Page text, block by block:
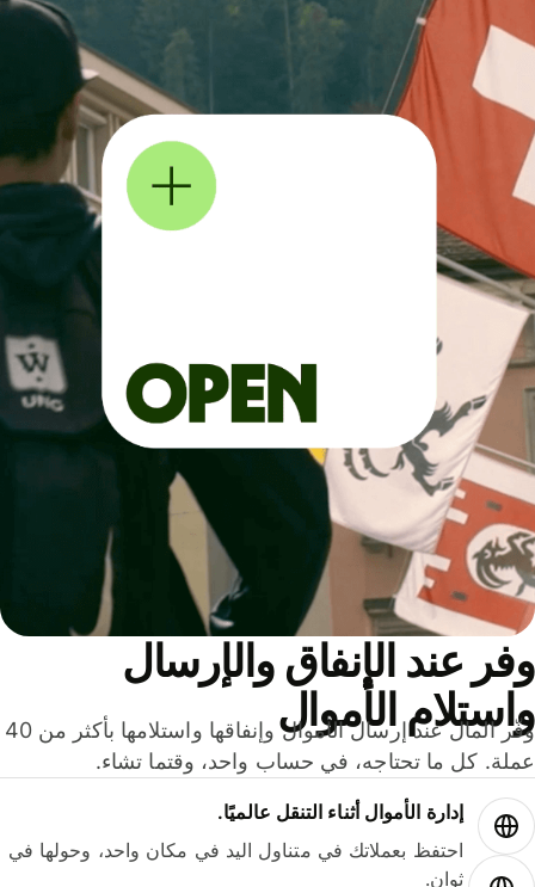
عند الإنفاق والإرسال
الأموال
وفّر المال عند إرسال الأموال وإنفاقها واستلامها بأكثر من 40
كل ما تحتاجه، في حساب واحد، وقتما تشاء.
إدارة الأموال أثناء التنقل عالميًا.
احتفظ بعملاتك في متناول اليد في مكان واحد، وحولها في
ثوانٍ.